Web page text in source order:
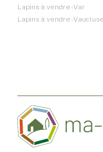
Lapins à vendre - Var
Lapins à vendre - Vaucluse